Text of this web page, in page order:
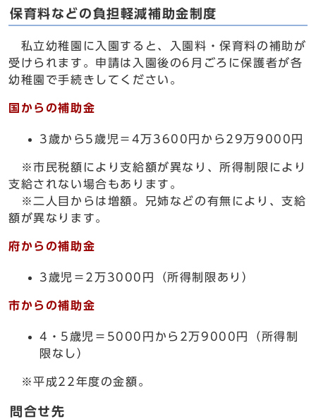
保育料などの負担軽減補助金制度
私立幼稚園に入園すると、入園料・保育料の補助が
受けられます。申請は入園後の6月ごろに保護者が各
幼稚園で手続きしてください。
国からの補助金
3歳から5歳児＝4万3600円から29万9000円
※市民税額により支給額が異なり、所得制限により
支給されない場合もあります。
※二人目からは増額。兄姉などの有無により、支給
額が異なります。
府からの補助金
3歳児＝2万3000円（所得制限あり）
市からの補助金
4・5歳児＝5000円から2万9000円（所得制
限なし）
※平成22年度の金額。
問合せ先